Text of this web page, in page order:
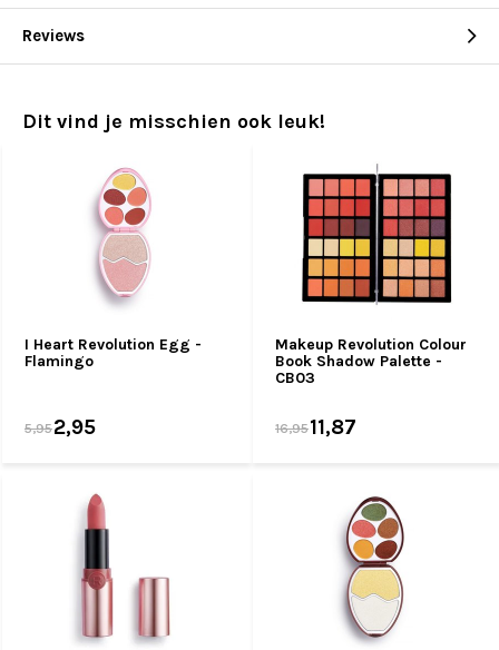
Reviews
Dit vind je misschien ook leuk!
I Heart Revolution Egg -
Flamingo
5,952,95
Makeup Revolution Colour
Book Shadow Palette -
CB03
16,9511,87